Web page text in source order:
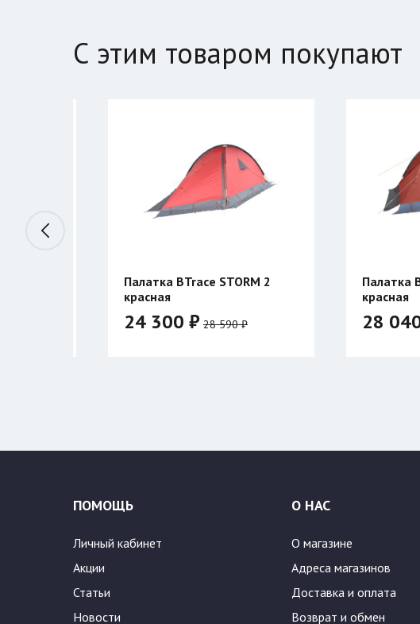
С этим товаром покупают
Палатка BTrace ATLANT 3
28 040 ₽
ПОМОЩЬ
Личный кабинет
Акции
Статьи
Новости
О НАС
О магазине
Адреса магазинов
Доставка и оплата
Возврат и обмен